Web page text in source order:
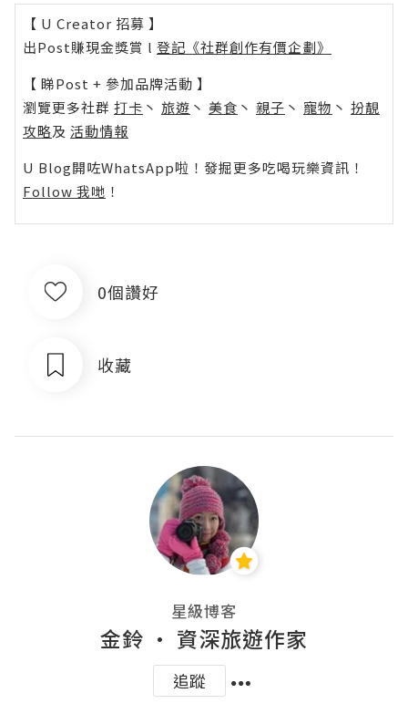
【 U Creator 招募 】
出Post賺現金獎賞 l 登記《社群創作有價企劃》
【 睇Post + 參加品牌活動 】
瀏覽更多社群 打卡 丶 旅遊 丶 美食 丶 親子 丶 寵物 丶 扮靚
攻略及 活動情報
U Blog開咗WhatsApp啦！發掘更多吃喝玩樂資訊！
Follow 我哋 ！
0個讚好
收藏
星級博客
金鈴 · 資深旅遊作家
追蹤